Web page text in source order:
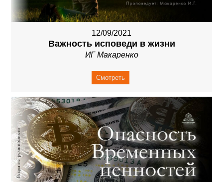
12/09/2021
Важность исповеди в жизни
ИГ Макаренко
Смотреть